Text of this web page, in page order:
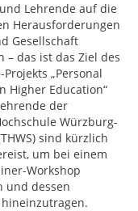
Lehrende auf die
Herausforderungen
Gesellschaft
– das ist das Ziel des
Projekts „Personal
Higher Education“
der
Würzburg-
sind kürzlich
um bei einem
Workshop
und dessen
hineinzutragen.